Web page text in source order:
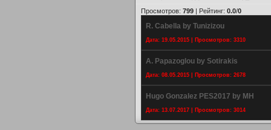
Просмотров: 799 | Рейтинг: 0.0/0
R. Cabella by Tunizizou
Дата: 19.05.2015 | Просмотров: 3310
A. Papazoglou by Sotirakis
Дата: 08.05.2015 | Просмотров: 2678
Hugo Gonzalez PES2017 by MH
Дата: 13.07.2017 | Просмотров: 3014